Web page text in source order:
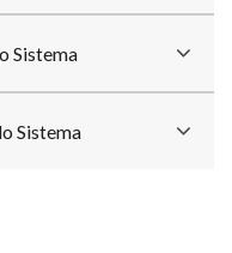
Sistema
Sistema